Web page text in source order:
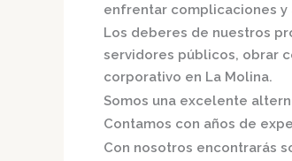
enfrentar complicaciones
Los deberes de nuestros
servidores públicos, obrar
corporativo en La Molina.
Somos una excelente
Contamos con años de
Con nosotros encontrarás